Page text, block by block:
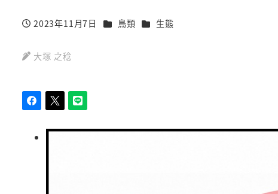
投稿日
2023年11月7日 カテゴリー
鳥類 カテゴリー
生態
大塚 之稔